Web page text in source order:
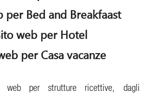
per Bed and Breakfaast
web per Hotel
per Casa vacanze
web per strutture ricettive, dagli